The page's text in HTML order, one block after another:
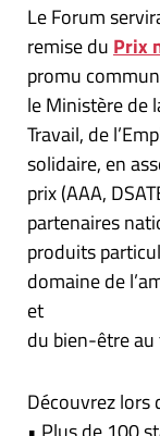
Le Forum
remise du Prix
promu
le Ministère de
Travail, de
solidaire, en
prix (AAA,
partenaires
produits
domaine de
et
du bien-être au
Découvrez lors